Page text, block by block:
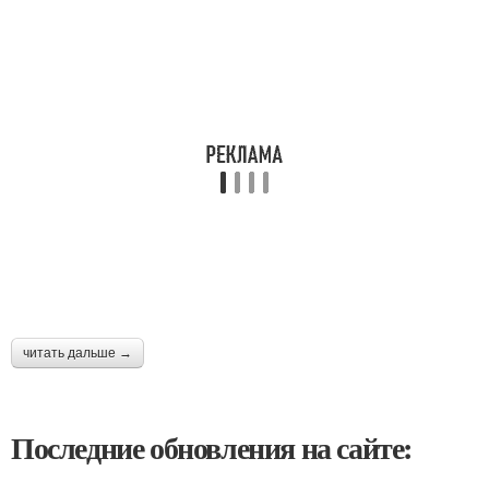
читать дальше →
Последние обновления на сайте: